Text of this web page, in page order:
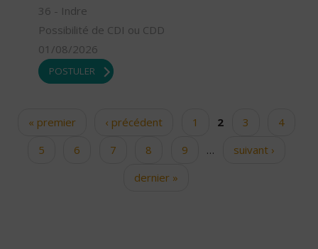
36 - Indre
Possibilité de CDI ou CDD
01/08/2026
POSTULER
Pages« premier ‹ précédent 1 2 3
4
5
6 7 8 9 …
suivant ›
dernier »